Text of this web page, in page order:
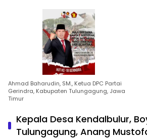
Ahmad Baharudin, SM., Ketua DPC Partai
Gerindra, Kabupaten Tulungagung, Jawa
Timur
Kepala Desa Kendalbulur,
Tulungagung, Anang